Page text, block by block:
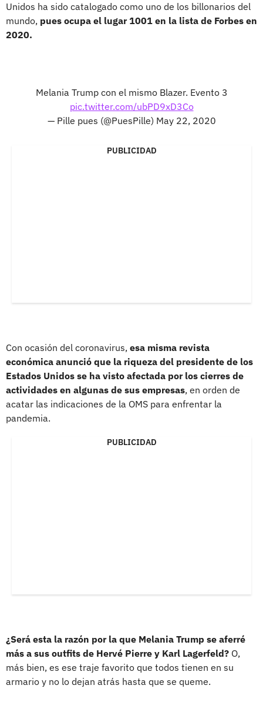
Unidos ha sido catalogado como uno de los billonarios del
mundo, pues ocupa el lugar 1001 en la lista de Forbes en
2020.
Melania Trump con el mismo Blazer. Evento 3
pic.twitter.com/ubPD9xD3Co
— Pille pues (@PuesPille) May 22, 2020
PUBLICIDAD
Con ocasión del coronavirus, esa misma revista
económica anunció que la riqueza del presidente de los
Estados Unidos se ha visto afectada por los cierres de
actividades en algunas de sus empresas, en orden de
acatar las indicaciones de la OMS para enfrentar la
pandemia.
PUBLICIDAD
¿Será esta la razón por la que Melania Trump se aferré
más a sus outfits de Hervé Pierre y Karl Lagerfeld? O,
más bien, es ese traje favorito que todos tienen en su
armario y no lo dejan atrás hasta que se queme.